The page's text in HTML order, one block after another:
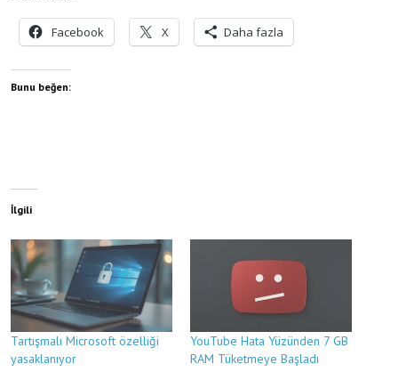
Facebook X Daha fazla
Bunu beğen:
İlgili
Tartışmalı Microsoft özelliği
yasaklanıyor
YouTube Hata Yüzünden 7 GB
RAM Tüketmeye Başladı